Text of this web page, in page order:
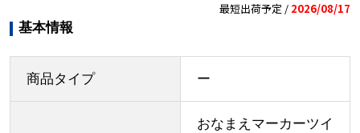
最短出荷予定 / 2026/08/17
基本情報
商品タイプ ー
おなまえマーカーツイ